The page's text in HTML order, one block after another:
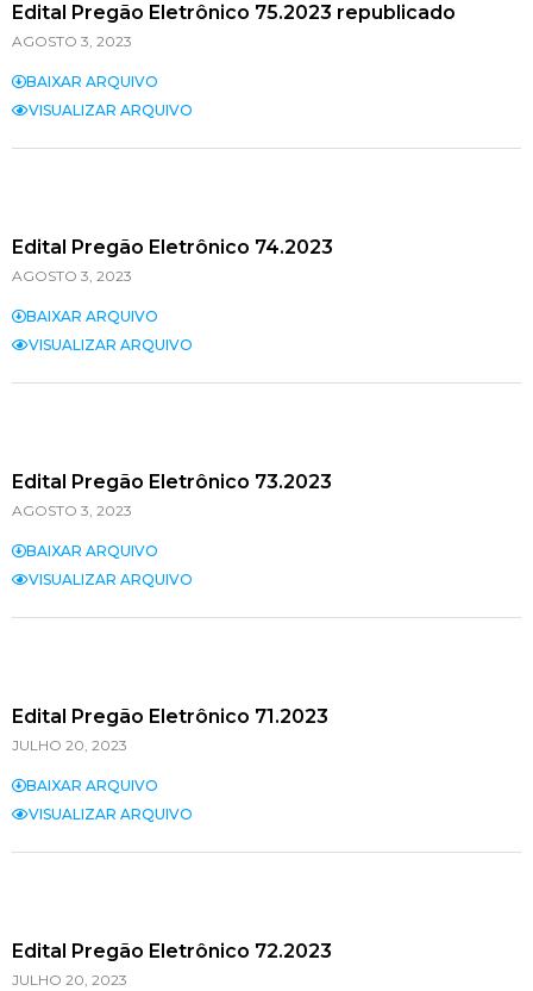
Edital Pregão Eletrônico 75.2023 republicado
AGOSTO 3, 2023
BAIXAR ARQUIVO
VISUALIZAR ARQUIVO
Edital Pregão Eletrônico 74.2023
AGOSTO 3, 2023
BAIXAR ARQUIVO
VISUALIZAR ARQUIVO
Edital Pregão Eletrônico 73.2023
AGOSTO 3, 2023
BAIXAR ARQUIVO
VISUALIZAR ARQUIVO
Edital Pregão Eletrônico 71.2023
JULHO 20, 2023
BAIXAR ARQUIVO
VISUALIZAR ARQUIVO
Edital Pregão Eletrônico 72.2023
JULHO 20, 2023